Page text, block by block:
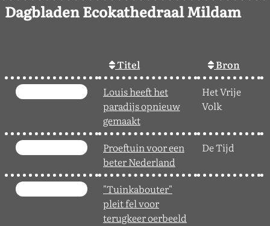
Dagbladen Ecokathedraal Mildam
Titel
Bron
Louis heeft het
paradijs opnieuw
gemaakt
Het Vrije
Volk
Proeftuin voor een
beter Nederland
De Tijd
"Tuinkabouter"
pleit fel voor
terugkeer oerbeeld